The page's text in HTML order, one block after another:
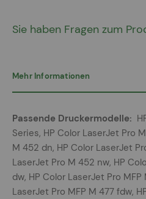
Sie haben Fragen zum
Mehr Informationen
Mehr
Informationen
Series, HP Color LaserJet Pro
M 452 dn, HP Color LaserJet
LaserJet Pro M 452 nw, HP
dw, HP Color LaserJet Pro
LaserJet Pro MFP M 477 fdw,